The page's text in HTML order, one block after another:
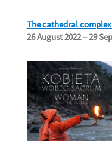
The cathedral
26 August 2022 – 29